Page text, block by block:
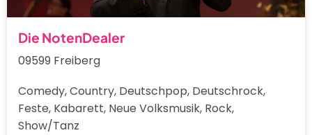
Die NotenDealer
09599 Freiberg
Comedy, Country, Deutschpop, Deutschrock,
Feste, Kabarett, Neue Volksmusik, Rock,
Show/Tanz